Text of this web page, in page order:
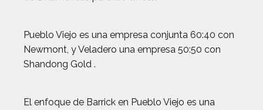
Pueblo Viejo es una empresa conjunta 60:40 con
Newmont, y Veladero una empresa 50:50 con
Shandong Gold .
El enfoque de Barrick en Pueblo Viejo es una